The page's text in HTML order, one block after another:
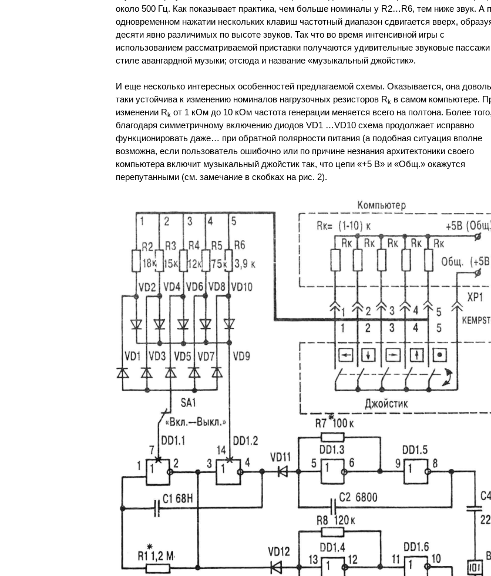
около 500 Гц. Как показывает практика, чем больше номиналы у R2…R6, тем ниже звук. А
одновременном нажатии нескольких клавиш частотный диапазон сдвигается вверх,
десяти явно различимых по высоте звуков. Так что во время интенсивной игры с
использованием рассматриваемой приставки получаются удивительные звуковые
стиле авангардной музыки; отсюда и название «музыкальный джойстик».
И еще несколько интересных особенностей предлагаемой схемы. Оказывается, она
таки устойчива к изменению номиналов нагрузочных резисторов Rk в самом компьютере.
изменении Rk от 1 кОм до 10 кОм частота генерации меняется всего на полтона. Более того,
благодаря симметричному включению диодов VD1 …VD10 схема продолжает исправно
функционировать даже… при обратной полярности питания (а подобная ситуация вполне
возможна, если пользователь ошибочно или по причине незнания архитектоники своего
компьютера включит музыкальный джойстик так, что цепи «+5 В» и «Общ.» окажутся
перепутанными (см. замечание в скобках на рис. 2).